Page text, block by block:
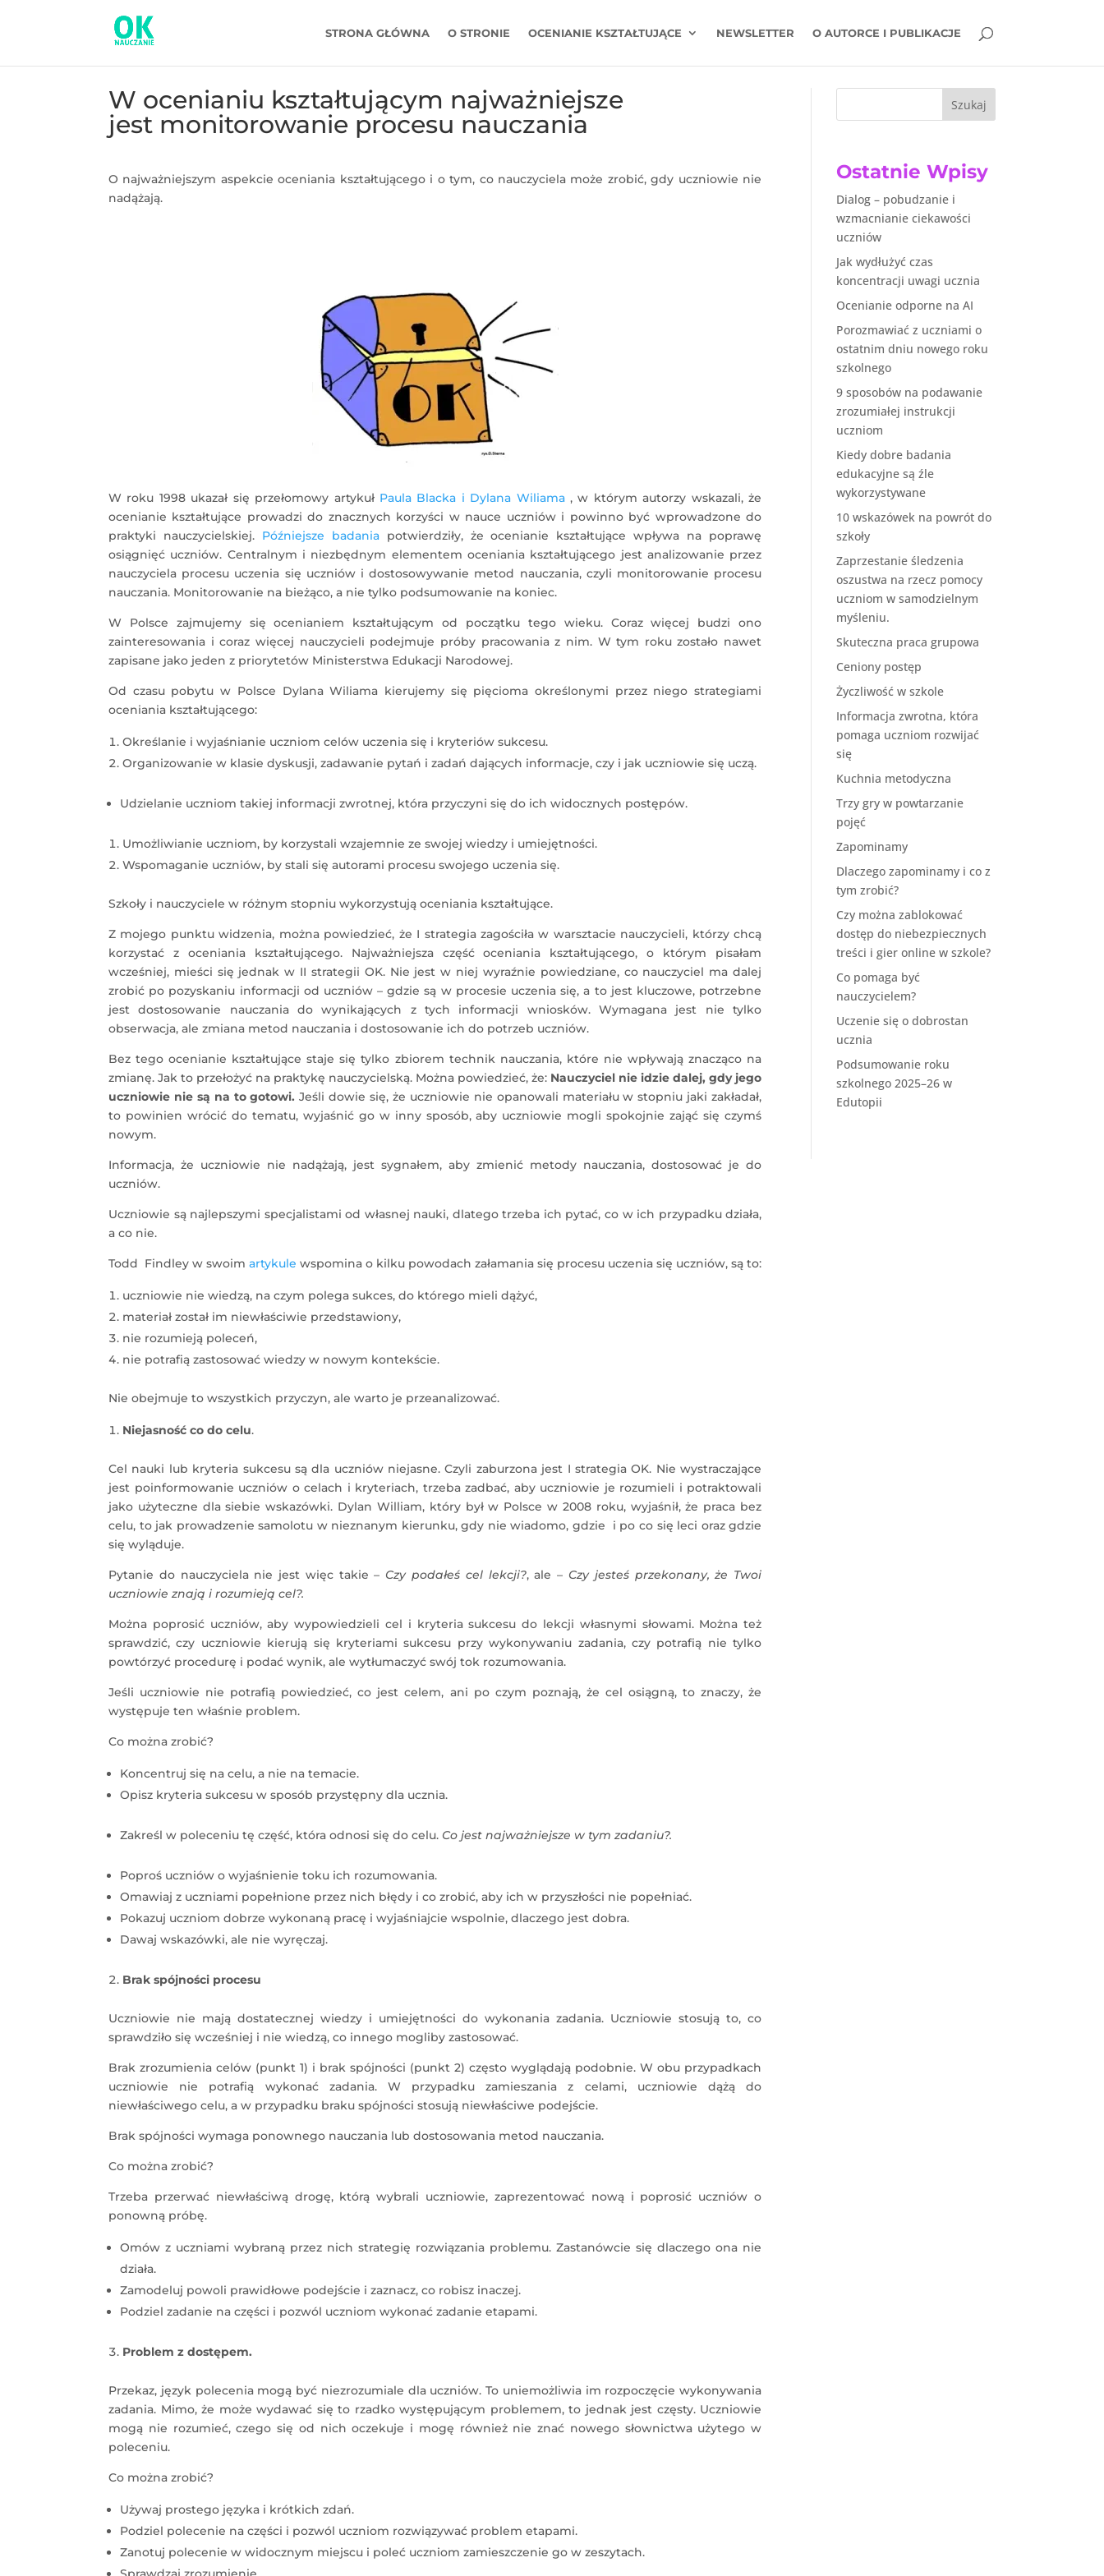
STRONA GŁÓWNA O STRONIE OCENIANIE KSZTAŁTUJĄCE NEWSLETTER O AUTORCE I PUBLIKACJE
W ocenianiu kształtującym najważniejsze
jest monitorowanie procesu nauczania
O najważniejszym aspekcie oceniania kształtującego i o tym, co nauczyciela może zrobić, gdy uczniowie nie
nadążają.
W roku 1998 ukazał się przełomowy artykuł Paula Blacka i Dylana Wiliama, w którym autorzy wskazali, że
ocenianie kształtujące prowadzi do znacznych korzyści w nauce uczniów i powinno być wprowadzone do
praktyki nauczycielskiej. Późniejsze badaniapotwierdziły, że ocenianie kształtujące wpływa na poprawę
osiągnięć uczniów. Centralnym i niezbędnym elementem oceniania kształtującego jest analizowanie przez
nauczyciela procesu uczenia się uczniów i dostosowywanie metod nauczania, czyli monitorowanie procesu
nauczania. Monitorowanie na bieżąco, a nie tylko podsumowanie na koniec.
W Polsce zajmujemy się ocenianiem kształtującym od początku tego wieku. Coraz więcej budzi ono
zainteresowania i coraz więcej nauczycieli podejmuje próby pracowania z nim. W tym roku zostało nawet
zapisane jako jeden z priorytetów Ministerstwa Edukacji Narodowej.
Od czasu pobytu w Polsce Dylana Wiliama kierujemy się pięcioma określonymi przez niego strategiami
oceniania kształtującego:
Określanie i wyjaśnianie uczniom celów uczenia się i kryteriów sukcesu.
Organizowanie w klasie dyskusji, zadawanie pytań i zadań dających informacje, czy i jak uczniowie się uczą.
Udzielanie uczniom takiej informacji zwrotnej, która przyczyni się do ich widocznych postępów.
Umożliwianie uczniom, by korzystali wzajemnie ze swojej wiedzy i umiejętności.
Wspomaganie uczniów, by stali się autorami procesu swojego uczenia się.
Szkoły i nauczyciele w różnym stopniu wykorzystują oceniania kształtujące.
Z mojego punktu widzenia, można powiedzieć, że I strategia zagościła w warsztacie nauczycieli, którzy chcą
korzystać z oceniania kształtującego. Najważniejsza część oceniania kształtującego, o którym pisałam
wcześniej, mieści się jednak w II strategii OK. Nie jest w niej wyraźnie powiedziane, co nauczyciel ma dalej
zrobić po pozyskaniu informacji od uczniów – gdzie są w procesie uczenia się, a to jest kluczowe, potrzebne
jest dostosowanie nauczania do wynikających z tych informacji wniosków. Wymagana jest nie tylko
obserwacja, ale zmiana metod nauczania i dostosowanie ich do potrzeb uczniów.
Bez tego ocenianie kształtujące staje się tylko zbiorem technik nauczania, które nie wpływają znacząco na
zmianę. Jak to przełożyć na praktykę nauczycielską. Można powiedzieć, że: Nauczyciel nie idzie dalej, gdy jego
uczniowie nie są na to gotowi. Jeśli dowie się, że uczniowie nie opanowali materiału w stopniu jaki zakładał,
to powinien wrócić do tematu, wyjaśnić go w inny sposób, aby uczniowie mogli spokojnie zająć się czymś
nowym.
Informacja, że uczniowie nie nadążają, jest sygnałem, aby zmienić metody nauczania, dostosować je do
uczniów.
Uczniowie są najlepszymi specjalistami od własnej nauki, dlatego trzeba ich pytać, co w ich przypadku działa,
a co nie.
Todd Findley w swoim artykule wspomina o kilku powodach załamania się procesu uczenia się uczniów, są to:
uczniowie nie wiedzą, na czym polega sukces, do którego mieli dążyć,
materiał został im niewłaściwie przedstawiony,
nie rozumieją poleceń,
nie potrafią zastosować wiedzy w nowym kontekście.
Nie obejmuje to wszystkich przyczyn, ale warto je przeanalizować.
Niejasność co do celu.
Cel nauki lub kryteria sukcesu są dla uczniów niejasne. Czyli zaburzona jest I strategia OK. Nie wystraczające
jest poinformowanie uczniów o celach i kryteriach, trzeba zadbać, aby uczniowie je rozumieli i potraktowali
jako użyteczne dla siebie wskazówki. Dylan William, który był w Polsce w 2008 roku, wyjaśnił, że praca bez
celu, to jak prowadzenie samolotu w nieznanym kierunku, gdy nie wiadomo, gdzie i po co się leci oraz gdzie
się wyląduje.
Pytanie do nauczyciela nie jest więc takie – Czy podałeś cel lekcji?, ale – Czy jesteś przekonany, że Twoi
uczniowie znają i rozumieją cel?.
Można poprosić uczniów, aby wypowiedzieli cel i kryteria sukcesu do lekcji własnymi słowami. Można też
sprawdzić, czy uczniowie kierują się kryteriami sukcesu przy wykonywaniu zadania, czy potrafią nie tylko
powtórzyć procedurę i podać wynik, ale wytłumaczyć swój tok rozumowania.
Jeśli uczniowie nie potrafią powiedzieć, co jest celem, ani po czym poznają, że cel osiągną, to znaczy, że
występuje ten właśnie problem.
Co można zrobić?
Koncentruj się na celu, a nie na temacie.
Opisz kryteria sukcesu w sposób przystępny dla ucznia.
Zakreśl w poleceniu tę część, która odnosi się do celu. Co jest najważniejsze w tym zadaniu?.
Poproś uczniów o wyjaśnienie toku ich rozumowania.
Omawiaj z uczniami popełnione przez nich błędy i co zrobić, aby ich w przyszłości nie popełniać.
Pokazuj uczniom dobrze wykonaną pracę i wyjaśniajcie wspolnie, dlaczego jest dobra.
Dawaj wskazówki, ale nie wyręczaj.
Brak spójności procesu
Uczniowie nie mają dostatecznej wiedzy i umiejętności do wykonania zadania. Uczniowie stosują to, co
sprawdziło się wcześniej i nie wiedzą, co innego mogliby zastosować.
Brak zrozumienia celów (punkt 1) i brak spójności (punkt 2) często wyglądają podobnie. W obu przypadkach
uczniowie nie potrafią wykonać zadania. W przypadku zamieszania z celami, uczniowie dążą do
niewłaściwego celu, a w przypadku braku spójności stosują niewłaściwe podejście.
Brak spójności wymaga ponownego nauczania lub dostosowania metod nauczania.
Co można zrobić?
Trzeba przerwać niewłaściwą drogę, którą wybrali uczniowie, zaprezentować nową i poprosić uczniów o
ponowną próbę.
Omów z uczniami wybraną przez nich strategię rozwiązania problemu. Zastanówcie się dlaczego ona nie
działa.
Zamodeluj powoli prawidłowe podejście i zaznacz, co robisz inaczej.
Podziel zadanie na części i pozwól uczniom wykonać zadanie etapami.
Problem z dostępem.
Przekaz, język polecenia mogą być niezrozumiale dla uczniów. To uniemożliwia im rozpoczęcie wykonywania
zadania. Mimo, że może wydawać się to rzadko występującym problemem, to jednak jest częsty. Uczniowie
mogą nie rozumieć, czego się od nich oczekuje i mogę również nie znać nowego słownictwa użytego w
poleceniu.
Co można zrobić?
Używaj prostego języka i krótkich zdań.
Podziel polecenie na części i pozwól uczniom rozwiązywać problem etapami.
Zanotuj polecenie w widocznym miejscu i poleć uczniom zamieszczenie go w zeszytach.
Szukaj
Ostatnie Wpisy
Dialog – pobudzanie i
wzmacnianie ciekawości
uczniów
Jak wydłużyć czas
koncentracji uwagi ucznia
Ocenianie odporne na AI
Porozmawiać z uczniami o
ostatnim dniu nowego roku
szkolnego
9 sposobów na podawanie
zrozumiałej instrukcji
uczniom
Kiedy dobre badania
edukacyjne są źle
wykorzystywane
10 wskazówek na powrót do
szkoły
Zaprzestanie śledzenia
oszustwa na rzecz pomocy
uczniom w samodzielnym
myśleniu.
Skuteczna praca grupowa
Ceniony postęp
Życzliwość w szkole
Informacja zwrotna, która
pomaga uczniom rozwijać
się
Kuchnia metodyczna
Trzy gry w powtarzanie
pojęć
Zapominamy
Dlaczego zapominamy i co z
tym zrobić?
Czy można zablokować
dostęp do niebezpiecznych
treści i gier online w szkole?
Co pomaga być
nauczycielem?
Uczenie się o dobrostan
ucznia
Podsumowanie roku
szkolnego 2025–26 w
Edutopii